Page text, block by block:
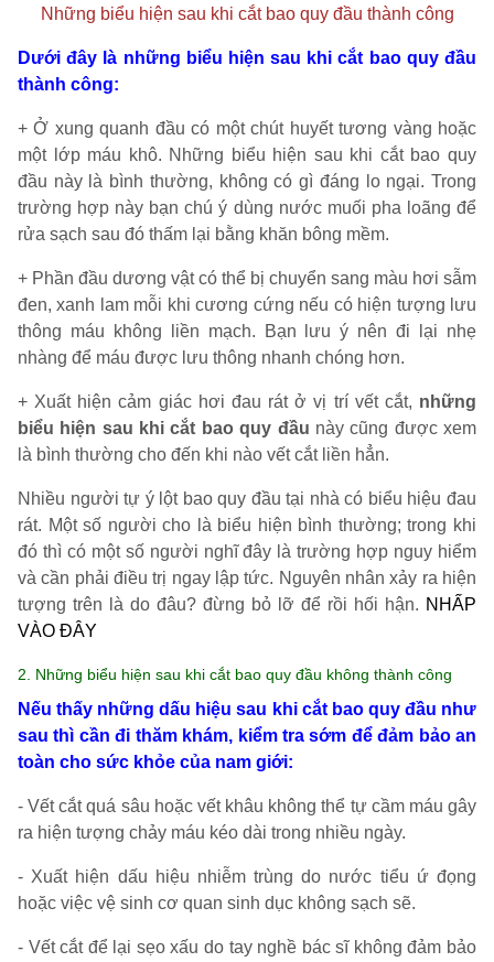
Những biểu hiện sau khi cắt bao quy đầu thành công
Dưới đây là những biểu hiện sau khi cắt bao quy đầu
thành công:
+ Ở xung quanh đầu có một chút huyết tương vàng hoặc
một lớp máu khô. Những biểu hiện sau khi cắt bao quy
đầu này là bình thường, không có gì đáng lo ngại. Trong
trường hợp này bạn chú ý dùng nước muối pha loãng để
rửa sạch sau đó thấm lại bằng khăn bông mềm.
+ Phần đầu dương vật có thể bị chuyển sang màu hơi sẫm
đen, xanh lam mỗi khi cương cứng nếu có hiện tượng lưu
thông máu không liền mạch. Bạn lưu ý nên đi lại nhẹ
nhàng để máu được lưu thông nhanh chóng hơn.
+ Xuất hiện cảm giác hơi đau rát ở vị trí vết cắt, những
biểu hiện sau khi cắt bao quy đầu này cũng được xem
là bình thường cho đến khi nào vết cắt liền hẳn.
Nhiều người tự ý lột bao quy đầu tại nhà có biểu hiệu đau
rát. Một số người cho là biểu hiện bình thường; trong khi
đó thì có một số người nghĩ đây là trường hợp nguy hiểm
và cần phải điều trị ngay lập tức. Nguyên nhân xảy ra hiện
tượng trên là do đâu? đừng bỏ lỡ để rồi hối hận. NHẤP
VÀO ĐÂY
2. Những biểu hiện sau khi cắt bao quy đầu không thành công
Nếu thấy những dấu hiệu sau khi cắt bao quy đầu như
sau thì cần đi thăm khám, kiểm tra sớm để đảm bảo an
toàn cho sức khỏe của nam giới:
- Vết cắt quá sâu hoặc vết khâu không thể tự cầm máu gây
ra hiện tượng chảy máu kéo dài trong nhiều ngày.
- Xuất hiện dấu hiệu nhiễm trùng do nước tiểu ứ đọng
hoặc việc vệ sinh cơ quan sinh dục không sạch sẽ.
- Vết cắt để lại sẹo xấu do tay nghề bác sĩ không đảm bảo